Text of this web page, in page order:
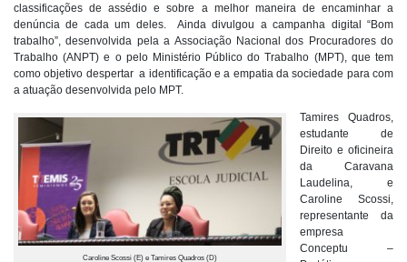
classificações de assédio e sobre a melhor maneira de encaminhar a
denúncia de cada um deles. Ainda divulgou a campanha digital “Bom
trabalho”, desenvolvida pela a Associação Nacional dos Procuradores do
Trabalho (ANPT) e o pelo Ministério Público do Trabalho (MPT), que tem
como objetivo despertar a identificação e a empatia da sociedade para com
a atuação desenvolvida pelo MPT.
Caroline Scossi (E) e Tamires Quadros (D)
Tamires Quadros,
estudante de
Direito e oficineira
da Caravana
Laudelina, e
Caroline Scossi,
representante da
empresa
Conceptu –